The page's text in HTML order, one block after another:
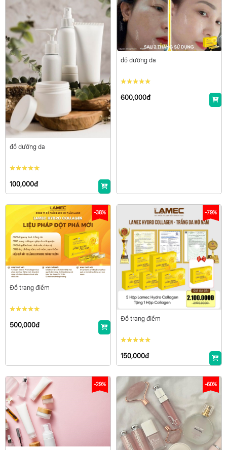
đồ dưỡng da
100,000đ
đồ dưỡng da
600,000đ
-38%
Đồ trang điểm
500,000đ
-79%
Đồ trang điểm
150,000đ
-29% -60%